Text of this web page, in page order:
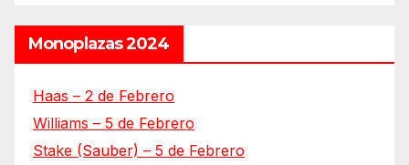
Monoplazas 2024
Haas – 2 de Febrero
Williams – 5 de Febrero
Stake (Sauber) – 5 de Febrero